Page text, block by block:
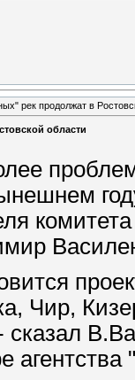
рек продолжат в
области
Чир,
сказал